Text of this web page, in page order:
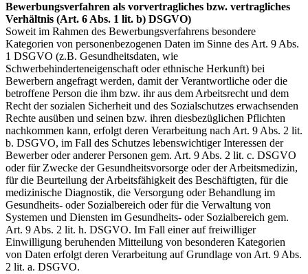
Bewerbungsverfahren als vorvertragliches bzw. vertragliches
Verhältnis (Art. 6 Abs. 1 lit. b) DSGVO)
Soweit im Rahmen des Bewerbungsverfahrens besondere
Kategorien von personenbezogenen Daten im Sinne des Art. 9 Abs.
1 DSGVO (z.B. Gesundheitsdaten, wie
Schwerbehinderteneigenschaft oder ethnische Herkunft) bei
Bewerbern angefragt werden, damit der Verantwortliche oder die
betroffene Person die ihm bzw. ihr aus dem Arbeitsrecht und dem
Recht der sozialen Sicherheit und des Sozialschutzes erwachsenden
Rechte ausüben und seinen bzw. ihren diesbezüglichen Pflichten
nachkommen kann, erfolgt deren Verarbeitung nach Art. 9 Abs. 2 lit.
b. DSGVO, im Fall des Schutzes lebenswichtiger Interessen der
Bewerber oder anderer Personen gem. Art. 9 Abs. 2 lit. c. DSGVO
oder für Zwecke der Gesundheitsvorsorge oder der Arbeitsmedizin,
für die Beurteilung der Arbeitsfähigkeit des Beschäftigten, für die
medizinische Diagnostik, die Versorgung oder Behandlung im
Gesundheits- oder Sozialbereich oder für die Verwaltung von
Systemen und Diensten im Gesundheits- oder Sozialbereich gem.
Art. 9 Abs. 2 lit. h. DSGVO. Im Fall einer auf freiwilliger
Einwilligung beruhenden Mitteilung von besonderen Kategorien
von Daten erfolgt deren Verarbeitung auf Grundlage von Art. 9 Abs.
2 lit. a. DSGVO.